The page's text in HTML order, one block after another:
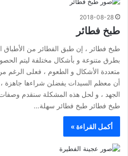
2018-08-28
طبخ فطائر
طبخ فطائر ، إن طبق الفطائر من الأطباق
بطرق متنوعة و بأشكال مختلفة ليتم
متعددة الأشكال و الطعوم ، فعلى الرغم من
أن معظم السيدات يفضلن شراءها جاهزة ،
الجهد ، و لحل هذه المشكلة سنقدم وصفات
طبخ فطائر طبخ فطائر سهلة…
أكمل القراءة »